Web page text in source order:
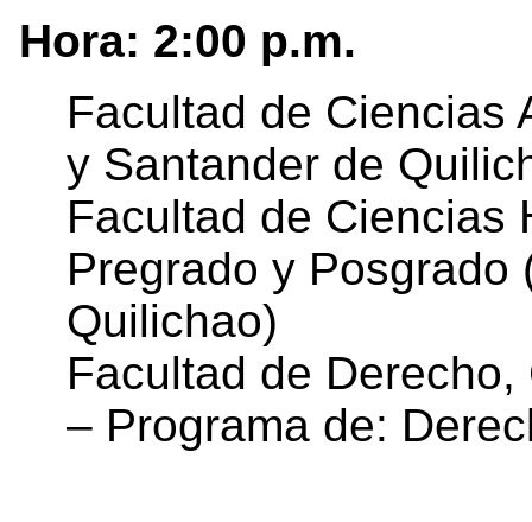
Hora: 2:00 p.m.
Facultad de Ciencias
y Santander de
Facultad de Ciencias
Pregrado y Posgrado
Quilichao)
Facultad de
– Programa de: